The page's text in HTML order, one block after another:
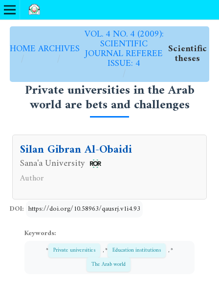
HOME
/
ARCHIVES
/
VOL. 4 NO. 4 (2009):
SCIENTIFIC
JOURNAL REFEREE
ISSUE: 4
/
Scientific
theses
Private universities in the Arab
world are bets and challenges
Silan Gibran Al-Obaidi
Sana'a University
Author
DOI: https://doi.org/10.58963/qausrj.v1i4.93
Keywords:
* Private universities , * Education institutions
, *
The Arab world